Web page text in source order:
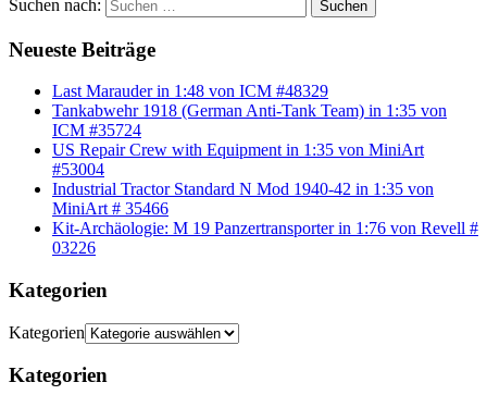
Suchen nach: Suchen
Neueste Beiträge
Last Marauder in 1:48 von ICM #48329
Tankabwehr 1918 (German Anti-Tank Team) in 1:35 von
ICM #35724
US Repair Crew with Equipment in 1:35 von MiniArt
#53004
Industrial Tractor Standard N Mod 1940-42 in 1:35 von
MiniArt # 35466
Kit-Archäologie: M 19 Panzertransporter in 1:76 von Revell #
03226
Kategorien
Kategorien
Kategorien